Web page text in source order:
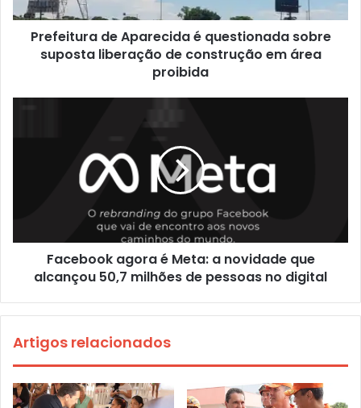
Prefeitura de Aparecida é questionada sobre
suposta liberação de construção em área
proibida
Facebook agora é Meta: a novidade que
alcançou 50,7 milhões de pessoas no digital
Artigos relacionados